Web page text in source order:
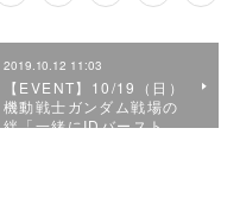
2019.10.12 11:03
【EVENT】10/19（日）
機動戦士ガンダム戦場の
絆「一緒にIDバースト…